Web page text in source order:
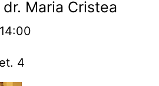
Maria Cristea
4